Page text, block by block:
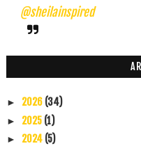
@sheilainspired
► 2026 (34)
► 2025 (1)
► 2024 (5)